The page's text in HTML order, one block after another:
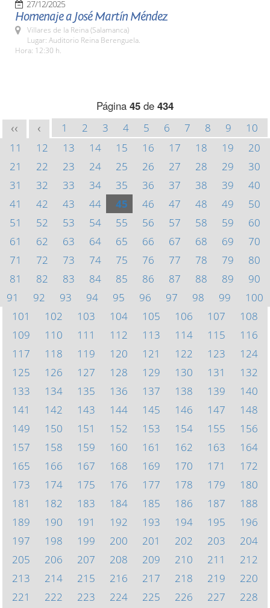
27/12/2025
Homenaje a José Martín Méndez
Villares de la Reina (Salamanca)
Lugar: Auditorio Reina Berenguela.
Hora: 12:30 h.
Página 45 de 434
<< < 1 2 3 4 5 6 7 8 9
10
11
12 13 14 15 16 17 18 19
20
21
22 23 24 25 26 27 28 29
30
31
32 33 34 35 36 37 38 39
40
41
42 43 44 45 46 47 48 49
50
51
52 53 54 55 56 57 58 59
60
61
62 63 64 65 66 67 68 69
70
71
72 73 74 75 76 77 78 79
80
81
82 83 84 85 86 87 88 89
90
91
92 93 94 95 96 97 98 99
100
101
102 103 104 105 106 107
108
109
110 111 112 113 114 115
116
117
118 119 120 121 122 123
124
125
126 127 128 129 130 131
132
133
134 135 136 137 138 139
140
141
142 143 144 145 146 147
148
149
150 151 152 153 154 155
156
157
158 159 160 161 162 163
164
165
166 167 168 169 170 171
172
173
174 175 176 177 178 179
180
181
182 183 184 185 186 187
188
189
190 191 192 193 194 195
196
197
198 199 200 201 202 203
204
205
206 207 208 209 210 211
212
213
214 215 216 217 218 219
220
221
222 223 224 225 226 227
228